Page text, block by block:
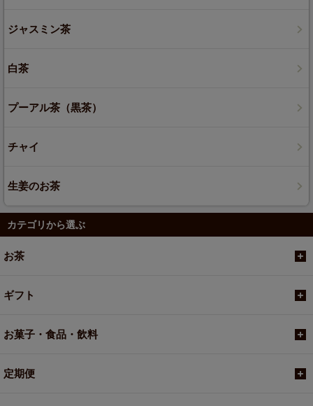
ジャスミン茶
白茶
プーアル茶（黒茶）
チャイ
生姜のお茶
カテゴリから選ぶ
お茶
ギフト
お菓子・食品・飲料
定期便